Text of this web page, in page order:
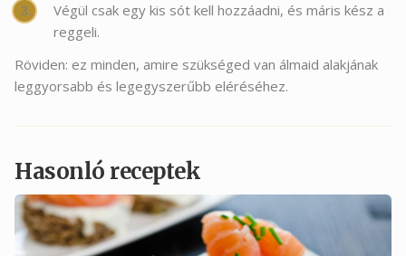
Végül csak egy kis sót kell hozzáadni, és máris kész a
reggeli.
Röviden: ez minden, amire szükséged van álmaid alakjának
leggyorsabb és legegyszerűbb eléréséhez.
Hasonló receptek